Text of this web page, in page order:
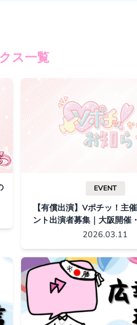
ス一覧
EVENT
【有償出演】Vポチッ！主
ント出演者募集｜大阪開催
2026.03.11